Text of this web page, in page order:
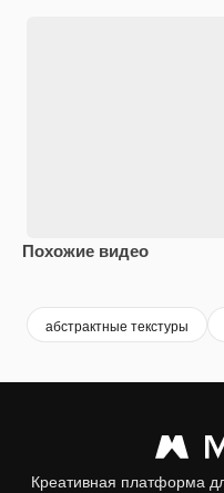
Похожие видео
абстрактные текстуры
Креативная платформа